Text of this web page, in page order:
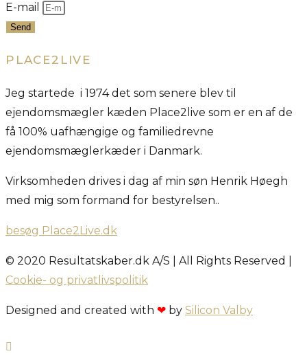
E-mail
Send
PLACE2LIVE
Jeg startede i 1974 det som senere blev til
ejendomsmægler kæden Place2live som er en af de
få 100% uafhængige og familiedrevne
ejendomsmæglerkæder i Danmark.
Virksomheden drives i dag af min søn Henrik Høegh
med mig som formand for bestyrelsen..
besøg Place2Live.dk
© 2020 Resultatskaber.dk A/S | All Rights Reserved |
Cookie- og privatlivspolitik
Designed and created with ❤ by Silicon Valby